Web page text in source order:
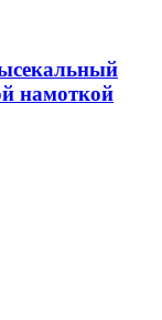
намоткой